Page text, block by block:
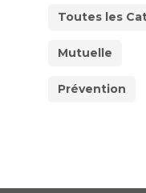
Toutes les
Mutuelle
Prévention